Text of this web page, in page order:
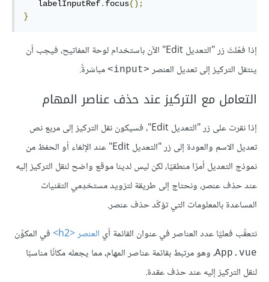
   labelInputRef
. focus();
}
إذا فعّلتَ زر "التعديل Edit" الآن باستخدام لوحة المفاتيح، فيجب أن
ينتقل التركيز إلى تعديل العنصر <input> مباشرةً.
التعامل مع التركيز عند حذف عناصر المهام
إذا نقرت على زر "التعديل Edit"، فسيكون نقل التركيز إلى مربع نص
تعديل الاسم والعودة إلى زر "التعديل Edit" عند الإلغاء أو الحفظ من
نموذج التعديل أمرًا منطقيًا، لكن ليس لدينا موقع واضح لنقل التركيز إليه
عند حذف عنصر، ونحتاج إلى طريقة لتزويد مستخدِمي التقنيات
المساعدة بالمعلومات التي تؤكّد حذف عنصر.
نتعقّب فعليًا عدد العناصر في عنوان القائمة أي العنصر <h2> في المكوِّن
App.vue، وهو مرتبط بقائمة عناصر المهام، مما يجعله مكانًا مناسبًا
لنقل التركيز إليه عند حذف عقدة.